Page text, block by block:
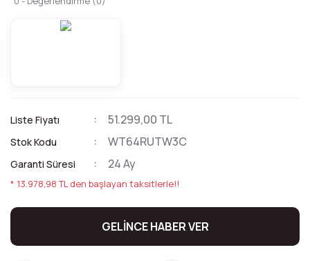
Liste Fiyatı 51.299,00 TL
Stok Kodu WT64RUTW3C
Garanti Süresi 24 Ay
* 13.978,98 TL den başlayan taksitlerle!!
GELİNCE HABER VER